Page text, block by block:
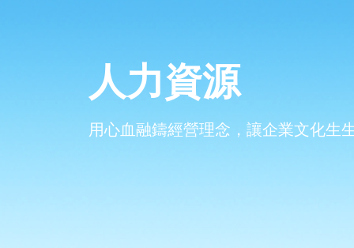
人力資源
用心血融鑄經營理念，讓企業文化生